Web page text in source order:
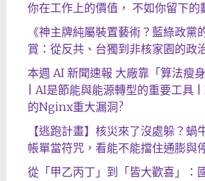
你在工作上的價值， 不如你留下的
《神主牌純屬裝置藝術？藍綠政黨
賞：從反共、台獨到非核家園的政
本週 AI 新聞速報 大廠靠「算法瘦
| AI是節能與能源轉型的重要工具
的Nginx重大漏洞?
【逃跑計畫】核災來了沒處躲？蝸
帳單當符咒，看能不能擋住通膨與
從「甲乙丙丁」到「皆大歡喜」：